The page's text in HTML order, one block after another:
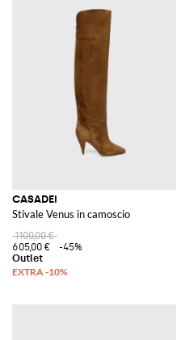
CASADEI
Stivale Venus in camoscio
1100,00 €
605,00 €
-45%